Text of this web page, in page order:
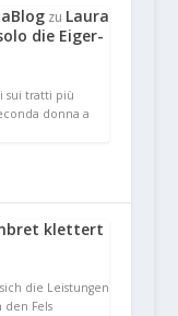
zu Laura
die Eiger-
sui tratti più
donna a
klettert
die Leistungen
Fels